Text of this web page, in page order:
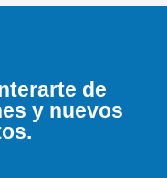
de
y nuevos